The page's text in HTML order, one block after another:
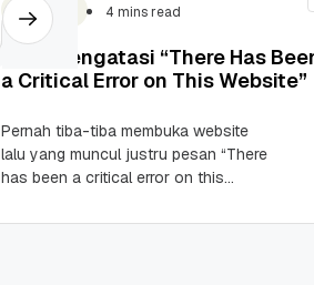
Website 4 mins read
Cara Mengatasi “There Has
a Critical Error on This Website”
Pernah tiba-tiba membuka website
lalu yang muncul justru pesan “There
has been a critical error on this
apalagi kalau website tersebut...